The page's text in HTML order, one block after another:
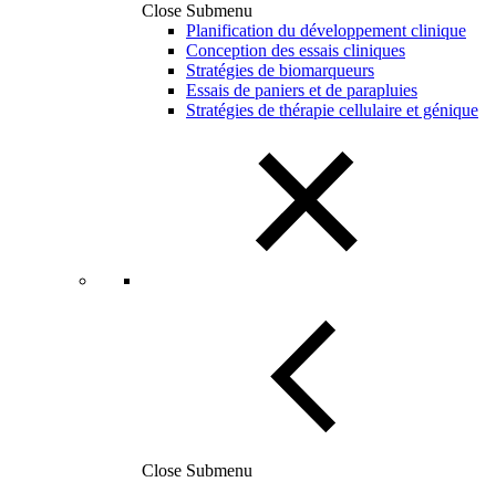
Close Submenu
Planification du développement clinique
Conception des essais cliniques
Stratégies de biomarqueurs
Essais de paniers et de parapluies
Stratégies de thérapie cellulaire et génique
Close Submenu